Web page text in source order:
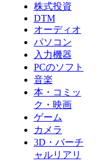
株式投資
DTM
オーディオ
パソコン
入力機器
PCのソフト
音楽
本・コミッ
ク・映画
ゲーム
カメラ
3D・バーチ
ャルリアリ